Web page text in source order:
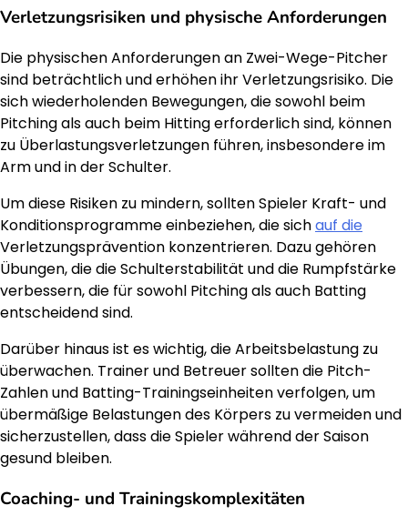
Verletzungsrisiken und physische Anforderungen
Die physischen Anforderungen an Zwei-Wege-Pitcher
sind beträchtlich und erhöhen ihr Verletzungsrisiko. Die
sich wiederholenden Bewegungen, die sowohl beim
Pitching als auch beim Hitting erforderlich sind, können
zu Überlastungsverletzungen führen, insbesondere im
Arm und in der Schulter.
Um diese Risiken zu mindern, sollten Spieler Kraft- und
Konditionsprogramme einbeziehen, die sichauf die
Verletzungsprävention konzentrieren. Dazu gehören
Übungen, die die Schulterstabilität und die Rumpfstärke
verbessern, die für sowohl Pitching als auch Batting
entscheidend sind.
Darüber hinaus ist es wichtig, die Arbeitsbelastung zu
überwachen. Trainer und Betreuer sollten die Pitch-
Zahlen und Batting-Trainingseinheiten verfolgen, um
übermäßige Belastungen des Körpers zu vermeiden und
sicherzustellen, dass die Spieler während der Saison
gesund bleiben.
Coaching- und Trainingskomplexitäten